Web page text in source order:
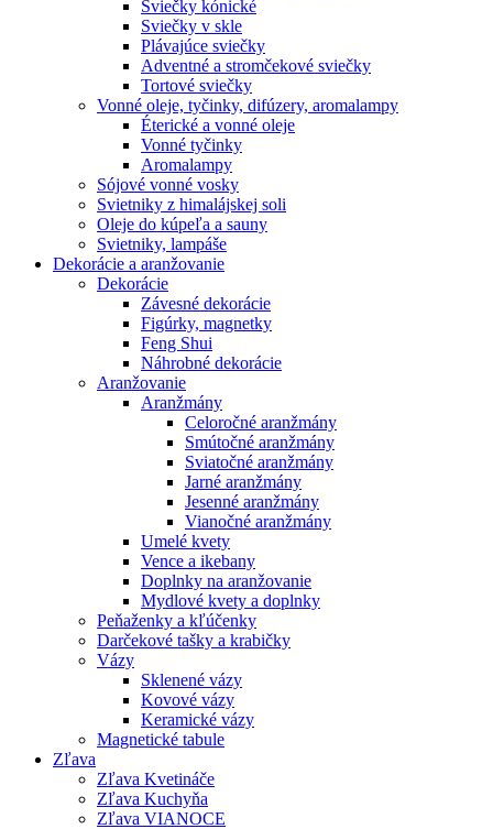
Sviečky kónické
Sviečky v skle
Plávajúce sviečky
Adventné a stromčekové sviečky
Tortové sviečky
Vonné oleje, tyčinky, difúzery, aromalampy
Éterické a vonné oleje
Vonné tyčinky
Aromalampy
Sójové vonné vosky
Svietniky z himalájskej soli
Oleje do kúpeľa a sauny
Svietniky, lampáše
Dekorácie a aranžovanie
Dekorácie
Závesné dekorácie
Figúrky, magnetky
Feng Shui
Náhrobné dekorácie
Aranžovanie
Aranžmány
Celoročné aranžmány
Smútočné aranžmány
Sviatočné aranžmány
Jarné aranžmány
Jesenné aranžmány
Vianočné aranžmány
Umelé kvety
Vence a ikebany
Doplnky na aranžovanie
Mydlové kvety a doplnky
Peňaženky a kľúčenky
Darčekové tašky a krabičky
Vázy
Sklenené vázy
Kovové vázy
Keramické vázy
Magnetické tabule
Zľava
Zľava Kvetináče
Zľava Kuchyňa
Zľava VIANOCE